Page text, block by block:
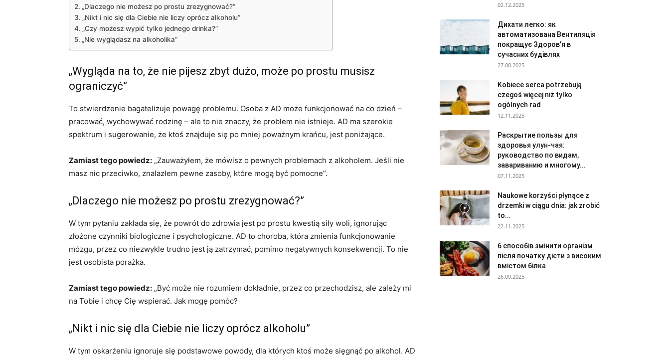
„Dlaczego nie możesz po prostu zrezygnować?”
„Nikt i nic się dla Ciebie nie liczy oprócz alkoholu”
„Czy możesz wypić tylko jednego drinka?”
„Nie wyglądasz na alkoholika”
„Wygląda na to, że nie pijesz zbyt dużo, może po prostu musisz
ograniczyć”
To stwierdzenie bagatelizuje powagę problemu. Osoba z AD może funkcjonować na co dzień –
pracować, wychowywać rodzinę – ale to nie znaczy, że problem nie istnieje. AD ma szerokie
spektrum i sugerowanie, że ktoś znajduje się po mniej poważnym krańcu, jest poniżające.
Zamiast tego powiedz: „Zauważyłem, że mówisz o pewnych problemach z alkoholem. Jeśli nie
masz nic przeciwko, znalazłem pewne zasoby, które mogą być pomocne”.
„Dlaczego nie możesz po prostu zrezygnować?”
W tym pytaniu zakłada się, że powrót do zdrowia jest po prostu kwestią siły woli, ignorując
złożone czynniki biologiczne i psychologiczne. AD to choroba, która zmienia funkcjonowanie
mózgu, przez co niezwykle trudno jest ją zatrzymać, pomimo negatywnych konsekwencji. To nie
jest osobista porażka.
Zamiast tego powiedz: „Być może nie rozumiem dokładnie, przez co przechodzisz, ale zależy mi
na Tobie i chcę Cię wspierać. Jak mogę pomóc?
„Nikt i nic się dla Ciebie nie liczy oprócz alkoholu”
W tym oskarżeniu ignoruje się podstawowe powody, dla których ktoś może sięgnąć po alkohol. AD
02.12.2025
Дихати легко: як
автоматизована Вентиляція
покращує Здоров’я в
сучасних будівлях
27.08.2025
Kobiece serca potrzebują
czegoś więcej niż tylko
ogólnych rad
12.11.2025
Раскрытие пользы для
здоровья улун-чая:
руководство по видам,
завариванию и многому...
07.11.2025
Naukowe korzyści płynące z
drzemki w ciągu dnia: jak zrobić
to...
22.11.2025
6 способів змінити організм
після початку дієти з високим
вмістом білка
26.09.2025